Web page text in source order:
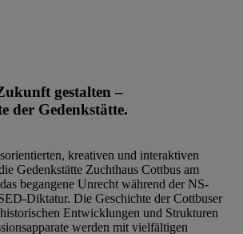
gestalten –
der Gedenkstätte.
kreativen und interaktiven
Gedenkstätte Zuchthaus Cottbus am
begangene Unrecht während der NS-
Diktatur. Die Geschichte der Cottbuser
Entwicklungen und Strukturen
werden mit vielfältigen